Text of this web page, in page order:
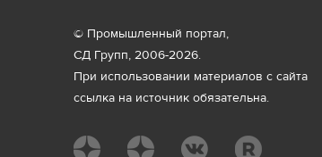
© Промышленный портал,
СД Групп, 2006-2026.
При использовании материалов с сайта
ссылка на источник обязательна.